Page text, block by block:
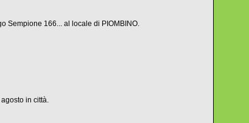
Sempione 166... al locale di PIOMBINO.
in città.